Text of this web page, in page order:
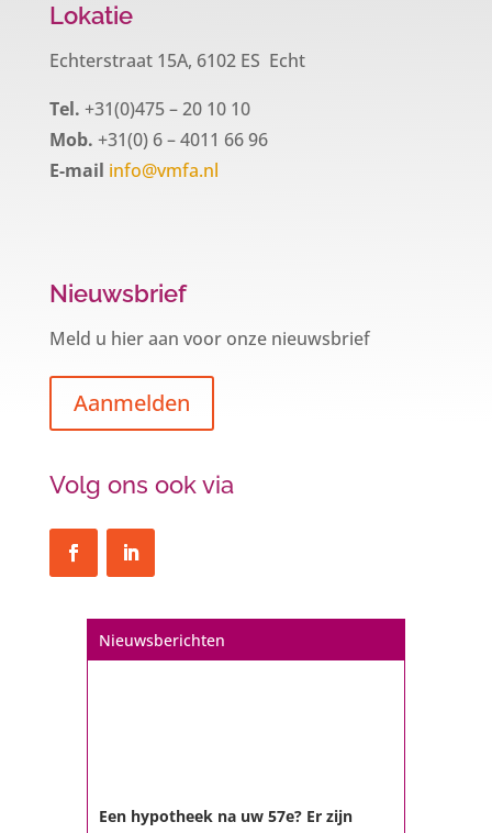
Lokatie
Echterstraat 15A, 6102 ES Echt
Tel. +31(0)475 – 20 10 10
Mob. +31(0) 6 – 4011 66 96
E-mail info@vmfa.nl
Nieuwsbrief
Meld u hier aan voor onze nieuwsbrief
Aanmelden
Volg ons ook via
Nieuwsberichten
Een hypotheek na uw 57e? Er zijn